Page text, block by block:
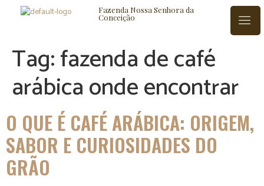
Fazenda Nossa Senhora da
Conceição
BLOG CONTATO
Tag:fazenda de café
arábica onde encontrar
O QUE É CAFÉ ARÁBICA: ORIGEM,
SABOR E CURIOSIDADES DO
GRÃO